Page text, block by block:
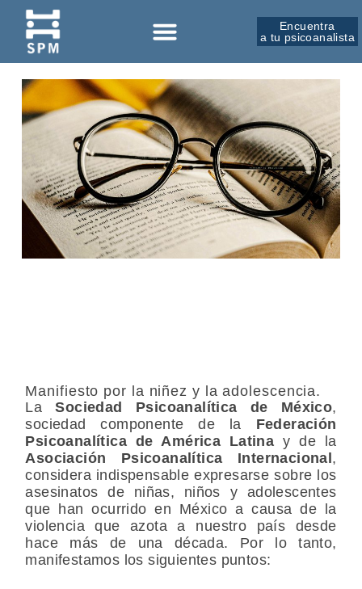
Encuentra
a tu psicoanalista
Manifiesto por la niñez y la adolescencia.
LaSociedad Psicoanalítica de México,
sociedad componente de la Federación
Psicoanalítica de América Latina y de la
Asociación Psicoanalítica Internacional,
considera indispensable expresarse sobre los
asesinatos de niñas, niños y adolescentes
que han ocurrido en México a causa de la
violencia que azota a nuestro país desde
hace más de una década. Por lo tanto,
manifestamos los siguientes puntos: